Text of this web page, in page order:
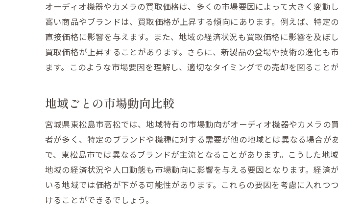
購入時の箱やマニュアルの保管
故障を未然に防ぐ方法
定期的な機器の性能チェック
カメラの価値を最大化するための買取前の
レンズとボディの清掃方法
撮影サンプルを用意する理由
カメラバッグの整理と準備
保証書と購入証明の保管方法
宮城県東松島市高松で効果的にオーディ
オーディオ機器やカメラの買取価格は、多くの市場要因によって大きく変
高い商品やブランドは、買取価格が上昇する傾向にあります。例えば、特
直接価格に影響を与えます。また、地域の経済状況も買取価格に影響を及
買取価格が上昇することがあります。さらに、新製品の登場や技術の進化
ます。このような市場要因を理解し、適切なタイミングでの売却を図ること
地域ごとの市場動向比較
宮城県東松島市高松では、地域特有の市場動向がオーディオ機器やカメラ
者が多く、特定のブランドや機種に対する需要が他の地域とは異なる場合
で、東松島市では異なるブランドが主流となることがあります。こうした地
地域の経済状況や人口動態も市場動向に影響を与える要因となります。経
いる地域では価格が下がる可能性があります。これらの要因を考慮に入れ
けることができるでしょう。